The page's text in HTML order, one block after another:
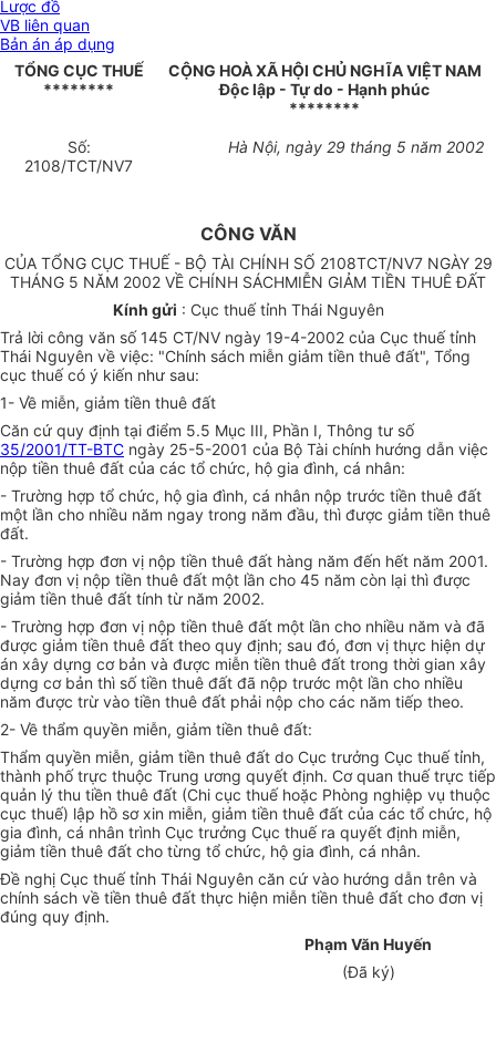
Lược đồ
VB liên quan
Bản án áp dụng
TỔNG CỤC THUẾ
********
CỘNG HOÀ XÃ HỘI CHỦ NGHĨA VIỆT NAM
Độc lập - Tự do - Hạnh phúc
********
Số:
2108/TCT/NV7
Hà Nội, ngày 29 tháng 5 năm 2002
CÔNG VĂN
CỦA TỔNG CỤC THUẾ - BỘ TÀI CHÍNH SỐ 2108TCT/NV7 NGÀY 29
THÁNG 5 NĂM 2002 VỀ CHÍNH SÁCHMIỄN GIẢM TIỀN THUÊ ĐẤT
Kính gửi : Cục thuế tỉnh Thái Nguyên
Trả lời công văn số 145 CT/NV ngày 19-4-2002 của Cục thuế tỉnh
Thái Nguyên về việc: "Chính sách miễn giảm tiền thuê đất", Tổng
cục thuế có ý kiến như sau:
1- Về miễn, giảm tiền thuê đất
Căn cứ quy định tại điểm 5.5 Mục III, Phần I, Thông tư số
35/2001/TT-BTC ngày 25-5-2001 của Bộ Tài chính hướng dẫn việc
nộp tiền thuê đất của các tổ chức, hộ gia đình, cá nhân:
- Trường hợp tổ chức, hộ gia đình, cá nhân nộp trước tiền thuê đất
một lần cho nhiều năm ngay trong năm đầu, thì được giảm tiền thuê
đất.
- Trường hợp đơn vị nộp tiền thuê đất hàng năm đến hết năm 2001.
Nay đơn vị nộp tiền thuê đất một lần cho 45 năm còn lại thì được
giảm tiền thuê đất tính từ năm 2002.
- Trường hợp đơn vị nộp tiền thuê đất một lần cho nhiều năm và đã
được giảm tiền thuê đất theo quy định; sau đó, đơn vị thực hiện dự
án xây dựng cơ bản và được miễn tiền thuê đất trong thời gian xây
dựng cơ bản thì số tiền thuê đất đã nộp trước một lần cho nhiều
năm được trừ vào tiền thuê đất phải nộp cho các năm tiếp theo.
2- Về thẩm quyền miễn, giảm tiền thuê đất:
Thẩm quyền miễn, giảm tiền thuê đất do Cục trưởng Cục thuế tỉnh,
thành phố trực thuộc Trung ương quyết định. Cơ quan thuế trực tiếp
quản lý thu tiền thuê đất (Chi cục thuế hoặc Phòng nghiệp vụ thuộc
cục thuế) lập hồ sơ xin miễn, giảm tiền thuê đất của các tổ chức, hộ
gia đình, cá nhân trình Cục trưởng Cục thuế ra quyết định miễn,
giảm tiền thuê đất cho từng tổ chức, hộ gia đình, cá nhân.
Đề nghị Cục thuế tỉnh Thái Nguyên căn cứ vào hướng dẫn trên và
chính sách về tiền thuê đất thực hiện miễn tiền thuê đất cho đơn vị
đúng quy định.
Phạm Văn Huyến
(Đã ký)